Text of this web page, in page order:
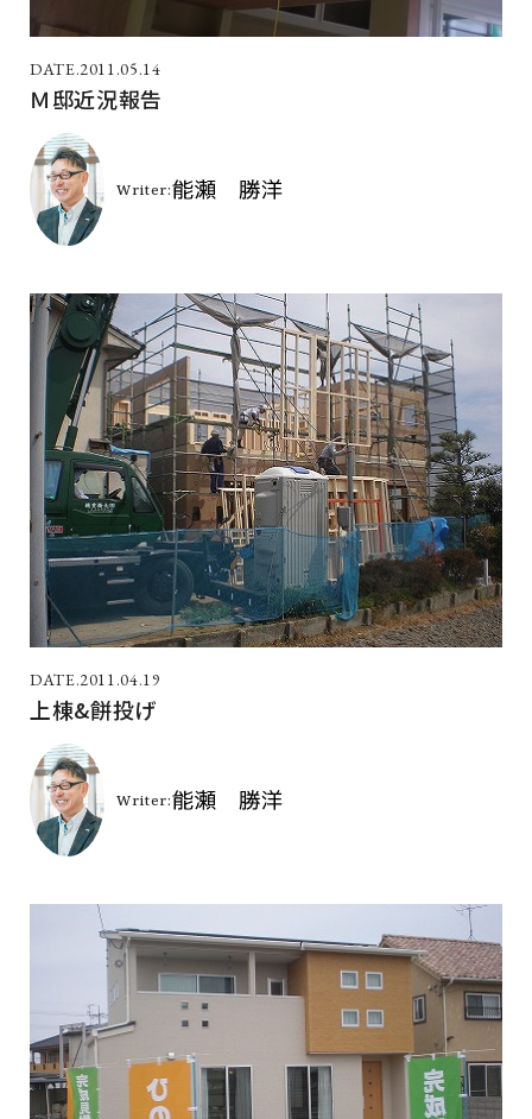
2011.05.14
Ｍ邸近況報告
2011.04.19
上棟&餅投げ